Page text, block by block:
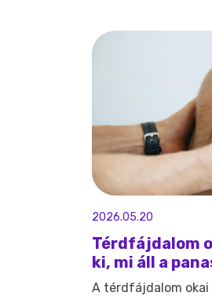
2026.05.20
Térdfájdalom
ki, mi áll a
A térdfájdalom okai